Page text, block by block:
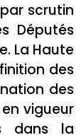
scrutin
Députés
La Haute
des
des
vigueur
dans la